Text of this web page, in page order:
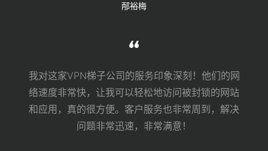
邴裕梅
我对这家VPN梯子公司的服务印象深刻！他们的网
络速度非常快，让我可以轻松地访问被封锁的网站
和应用，真的很方便。客户服务也非常周到，解决
问题非常迅速，非常满意！